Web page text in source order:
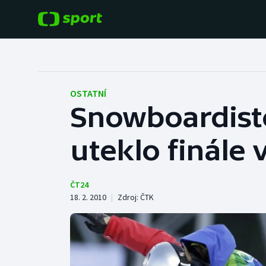
Hokej
Tenis
Cyklistika
Baseball a softbal
Basketbal
Boby a skeleton
Box
OSTATNÍ
uteklo finále
ČT24
18. 2. 2010 | Zdroj: ČTK